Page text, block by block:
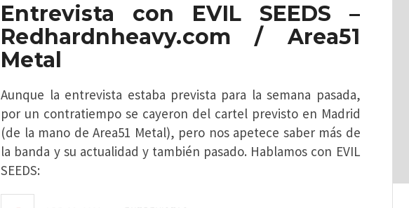
Entrevista con EVIL SEEDS –
Redhardnheavy.com / Area51
Metal
Aunque la entrevista estaba prevista para la semana pasada,
por un contratiempo se cayeron del cartel previsto en Madrid
(de la mano de Area51 Metal), pero nos apetece saber más de
la banda y su actualidad y también pasado. Hablamos con EVIL
SEEDS: